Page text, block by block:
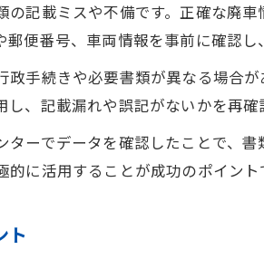
廃車データと地域特性を
四街道市の廃車フローと
廃車手続きで知っておき
信頼できる業者選びを成功さ
記載ミスや不備です。正確な廃
便番号、車両情報を事前に確認し
手続きや必要書類が異なる場合
、記載漏れや誤記がないかを再確
ーでデータを確認したことで、
に活用することが成功のポイント
ト